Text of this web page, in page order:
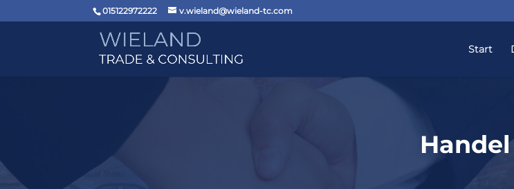
015122972222 v.wieland@wieland-tc.com
Start
Handel